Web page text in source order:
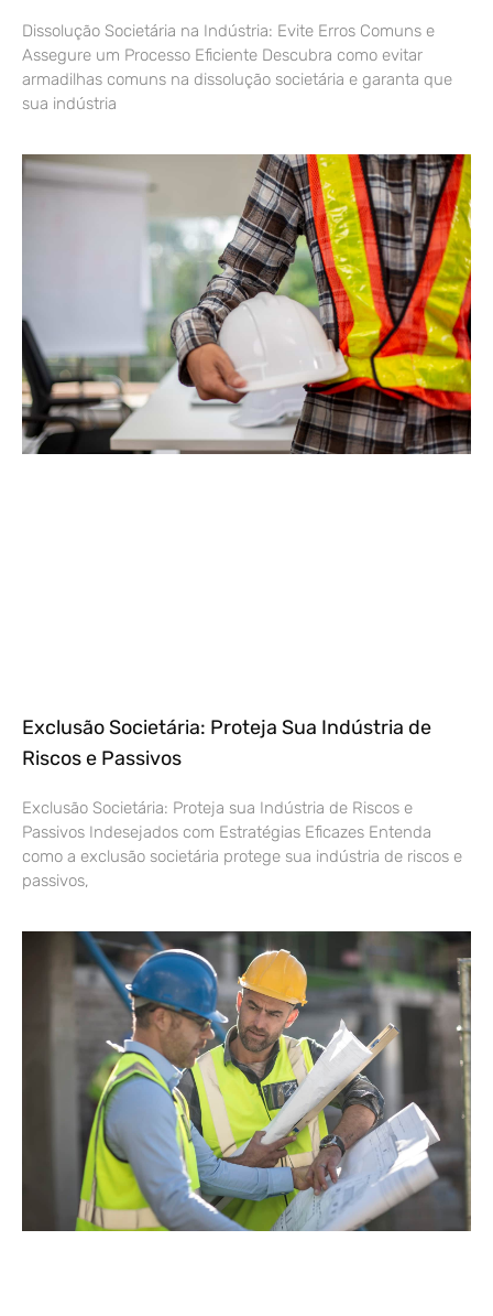
Dissolução Societária na Indústria: Evite Erros Comuns e
Assegure um Processo Eficiente Descubra como evitar
armadilhas comuns na dissolução societária e garanta que
sua indústria
Exclusão Societária: Proteja Sua Indústria de
Riscos e Passivos
Exclusão Societária: Proteja sua Indústria de Riscos e
Passivos Indesejados com Estratégias Eficazes Entenda
como a exclusão societária protege sua indústria de riscos e
passivos,